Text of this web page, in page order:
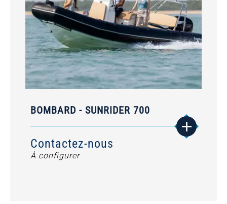
BOMBARD - SUNRIDER 700
Contactez-nous
À configurer